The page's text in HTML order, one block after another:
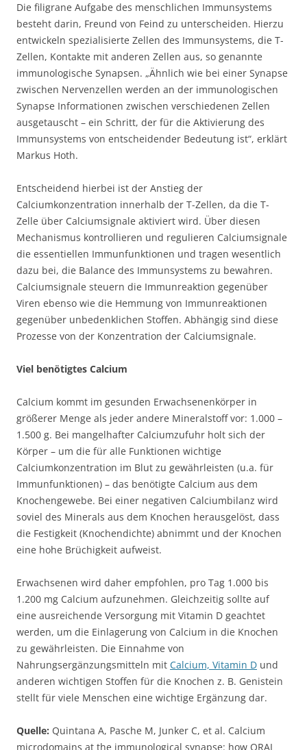
Die filigrane Aufgabe des menschlichen Immunsystems
besteht darin, Freund von Feind zu unterscheiden. Hierzu
entwickeln spezialisierte Zellen des Immunsystems, die T-
Zellen, Kontakte mit anderen Zellen aus, so genannte
immunologische Synapsen. „Ähnlich wie bei einer Synapse
zwischen Nervenzellen werden an der immunologischen
Synapse Informationen zwischen verschiedenen Zellen
ausgetauscht – ein Schritt, der für die Aktivierung des
Immunsystems von entscheidender Bedeutung ist“, erklärt
Markus Hoth.
Entscheidend hierbei ist der Anstieg der
Calciumkonzentration innerhalb der T-Zellen, da die T-
Zelle über Calciumsignale aktiviert wird. Über diesen
Mechanismus kontrollieren und regulieren Calciumsignale
die essentiellen Immunfunktionen und tragen wesentlich
dazu bei, die Balance des Immunsystems zu bewahren.
Calciumsignale steuern die Immunreaktion gegenüber
Viren ebenso wie die Hemmung von Immunreaktionen
gegenüber unbedenklichen Stoffen. Abhängig sind diese
Prozesse von der Konzentration der Calciumsignale.
Viel benötigtes Calcium
Calcium kommt im gesunden Erwachsenenkörper in
größerer Menge als jeder andere Mineralstoff vor: 1.000 –
1.500 g. Bei mangelhafter Calciumzufuhr holt sich der
Körper – um die für alle Funktionen wichtige
Calciumkonzentration im Blut zu gewährleisten (u.a. für
Immunfunktionen) – das benötigte Calcium aus dem
Knochengewebe. Bei einer negativen Calciumbilanz wird
soviel des Minerals aus dem Knochen herausgelöst, dass
die Festigkeit (Knochendichte) abnimmt und der Knochen
eine hohe Brüchigkeit aufweist.
Erwachsenen wird daher empfohlen, pro Tag 1.000 bis
1.200 mg Calcium aufzunehmen. Gleichzeitig sollte auf
eine ausreichende Versorgung mit Vitamin D geachtet
werden, um die Einlagerung von Calcium in die Knochen
zu gewährleisten. Die Einnahme von
Nahrungsergänzungsmitteln mit Calcium, Vitamin D und
anderen wichtigen Stoffen für die Knochen z. B. Genistein
stellt für viele Menschen eine wichtige Ergänzung dar.
Quelle: Quintana A, Pasche M, Junker C, et al. Calcium
microdomains at the immunological synapse: how ORAI